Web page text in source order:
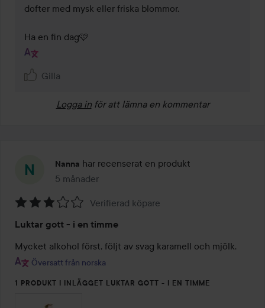
dofter med mysk eller friska blommor.
Ha en fin dag🩷
Gilla
Logga in för att lämna en kommentar
Nanna har recenserat en produkt
5 månader
Inlägget skapades 5 månader
3
av
5
Verifierad köpare
Luktar gott - i en timme
Mycket alkohol först, följt av svag karamell och mjölk.
Översatt från norska
1 PRODUKT I INLÄGGET LUKTAR GOTT - I EN TIMME